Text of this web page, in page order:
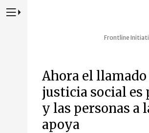
Presione para alternar la navegación principal del
Frontline
Ahora el llamado
justicia social es
y las personas a
apoya